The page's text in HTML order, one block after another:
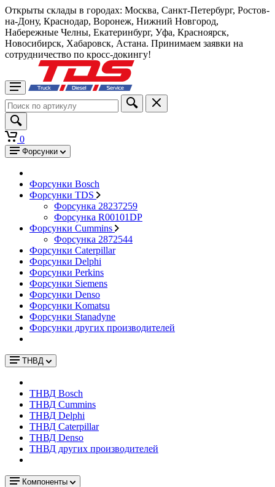
Открыты склады в городах: Москва, Санкт-Петербург, Ростов-
на-Дону, Краснодар, Воронеж, Нижний Новгород,
Набережные Челны, Екатеринбург, Уфа, Красноярск,
Новосибирск, Хабаровск, Астана. Принимаем заявки на
сотрудничество по кросс-докингу!
0
Форсунки
Форсунки Bosch
Форсунки TDS
Форсунка 28237259
Форсунка R00101DP
Форсунки Cummins
Форсунка 2872544
Форсунки Caterpillar
Форсунки Delphi
Форсунки Perkins
Форсунки Siemens
Форсунки Denso
Форсунки Komatsu
Форсунки Stanadyne
Форсунки других производителей
ТНВД
ТНВД Bosch
ТНВД Cummins
ТНВД Delphi
ТНВД Caterpillar
ТНВД Denso
ТНВД других производителей
Компоненты